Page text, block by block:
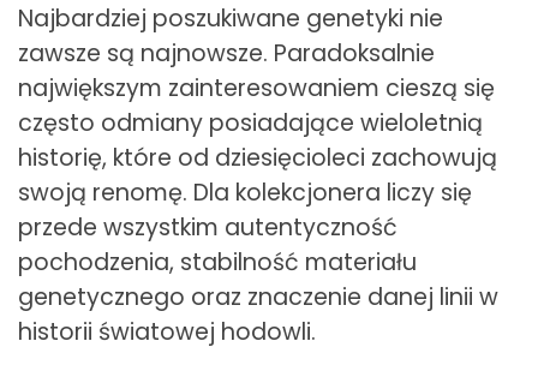
Najbardziej poszukiwane genetyki nie
zawsze są najnowsze. Paradoksalnie
największym zainteresowaniem cieszą się
często odmiany posiadające wieloletnią
historię, które od dziesięcioleci zachowują
swoją renomę. Dla kolekcjonera liczy się
przede wszystkim autentyczność
pochodzenia, stabilność materiału
genetycznego oraz znaczenie danej linii w
historii światowej hodowli.